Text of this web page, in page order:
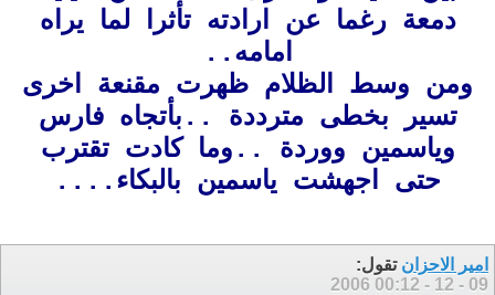
دمعة رغما عن ارادته تأثرا لما يراه
امامه..
ومن وسط الظلام ظهرت مقنعة اخرى
تسير بخطى مترددة ..بأتجاه فارس
وياسمين ووردة ..وما كادت تقترب
حتى اجهشت ياسمين بالبكاء....
امير الاحزان تقول:
09 - 12 - 2006
00:12